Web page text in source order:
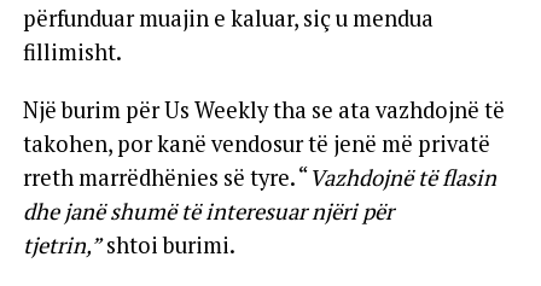
përfunduar muajin e kaluar, siç u mendua
fillimisht.
Një burim për Us Weekly tha se ata vazhdojnë të
takohen, por kanë vendosur të jenë më privatë
rreth marrëdhënies së tyre. “Vazhdojnë të flasin
dhe janë shumë të interesuar njëri për
tjetrin,”shtoi burimi.